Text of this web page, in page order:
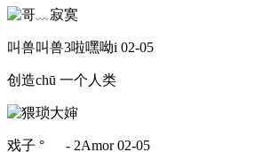
叫兽叫兽3啦嘿呦i 02-05
创造chū 一个人类
戏子 ° - 2Amor 02-05